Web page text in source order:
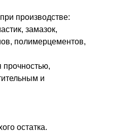
производстве:
замазок,
полимерцементов,
и
остатка.